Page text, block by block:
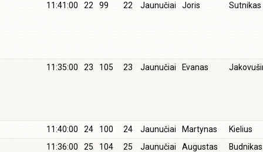
11:41:00 22 99 22 Jaunučiai Joris Sutnikas
11:35:00 23 105 23 Jaunučiai Evanas
11:40:00 24 100 24 Jaunučiai Martynas
Kielius
11:36:00
25 104 25 Jaunučiai Augustas Budnikas